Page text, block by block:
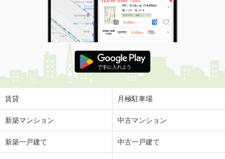
賃貸 月極駐車場
新築マンション 中古マンション
新築一戸建て 中古一戸建て